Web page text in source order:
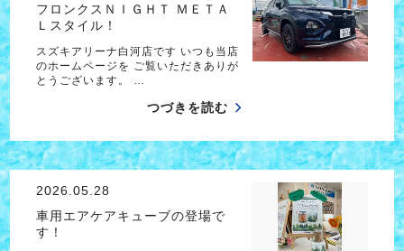
フロンクスＮＩＧＨＴ ＭＥＴＡ
Ｌスタイル！
スズキアリーナ白河店です いつも当店
のホームページを ご覧いただきありが
とうございます。 …
つづきを読む
2026.05.28
車用エアケアキューブの登場で
す！